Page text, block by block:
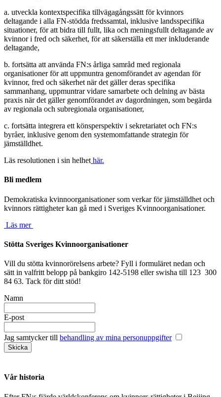
a. utveckla kontextspecifika tillvägagångssätt för kvinnors
deltagande i alla FN-stödda fredssamtal, inklusive landsspecifika
situationer, för att bidra till fullt, lika och meningsfullt deltagande av
kvinnor i fred och säkerhet, för att säkerställa ett mer inkluderande
deltagande,
b. fortsätta att använda FN:s årliga samråd med regionala
organisationer för att uppmuntra genomförandet av agendan för
kvinnor, fred och säkerhet när det gäller deras specifika
sammanhang, uppmuntrar vidare samarbete och delning av bästa
praxis när det gäller genomförandet av dagordningen, som begärda
av regionala och subregionala organisationer,
c. fortsätta integrera ett könsperspektiv i sekretariatet och FN:s
byråer, inklusive genom den systemomfattande strategin för
jämställdhet.
Läs resolutionen i sin helhet här.
Bli medlem
Demokratiska kvinnoorganisationer som verkar för jämställdhet och
kvinnors rättigheter kan gå med i Sveriges Kvinnoorganisationer.
Läs mer
Stötta Sveriges Kvinnoorganisationer
Vill du stötta kvinnorörelsens arbete? Fyll i formuläret nedan och
sätt in valfritt belopp på bankgiro 142-5198 eller swisha till 123 300
84 63. Tack för ditt stöd!
Namn
E-post
Jag samtycker till behandling av mina personuppgifter
Vår historia